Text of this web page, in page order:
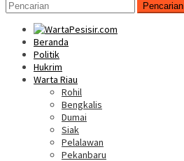
Pencarian
Beranda
Politik
Hukrim
Warta Riau
Rohil
Bengkalis
Dumai
Siak
Pelalawan
Pekanbaru